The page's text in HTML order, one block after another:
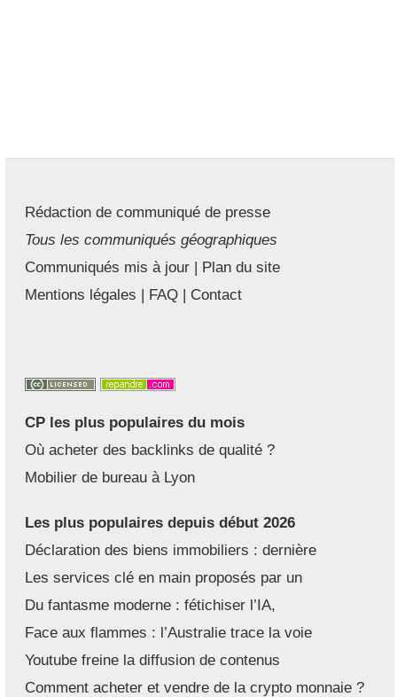
Rédaction de communiqué de presse
Tous les communiqués géographiques
Communiqués mis à jour | Plan du site
Mentions légales | FAQ | Contact
CP les plus populaires du mois
Où acheter des backlinks de qualité ?
Mobilier de bureau à Lyon
Les plus populaires depuis début 2026
Déclaration des biens immobiliers : dernière
Les services clé en main proposés par un
Du fantasme moderne : fétichiser l’IA,
Face aux flammes : l’Australie trace la voie
Youtube freine la diffusion de contenus
Comment acheter et vendre de la crypto monnaie ?